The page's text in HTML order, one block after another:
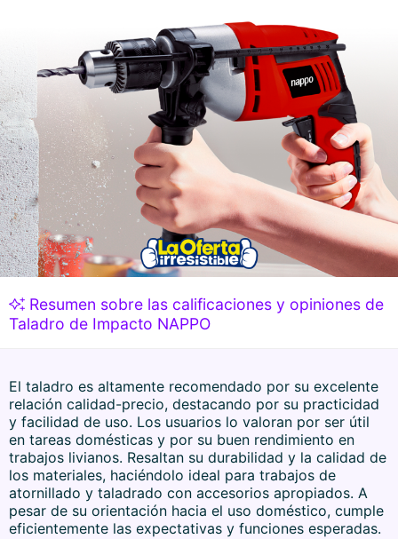
Resumen sobre las calificaciones y opiniones de
Taladro de Impacto NAPPO
El taladro es altamente recomendado por su excelente
relación calidad-precio, destacando por su practicidad
y facilidad de uso. Los usuarios lo valoran por ser útil
en tareas domésticas y por su buen rendimiento en
trabajos livianos. Resaltan su durabilidad y la calidad de
los materiales, haciéndolo ideal para trabajos de
atornillado y taladrado con accesorios apropiados. A
pesar de su orientación hacia el uso doméstico, cumple
eficientemente las expectativas y funciones esperadas.